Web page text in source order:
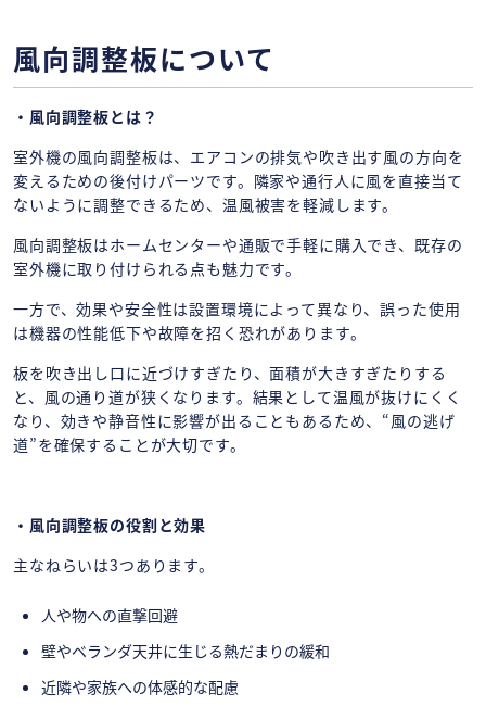
風向調整板について
・風向調整板とは？
室外機の風向調整板は、エアコンの排気や吹き出す風の方向を
変えるための後付けパーツです。隣家や通行人に風を直接当て
ないように調整できるため、温風被害を軽減します。
風向調整板はホームセンターや通販で手軽に購入でき、既存の
室外機に取り付けられる点も魅力です。
一方で、効果や安全性は設置環境によって異なり、誤った使用
は機器の性能低下や故障を招く恐れがあります。
板を吹き出し口に近づけすぎたり、面積が大きすぎたりする
と、風の通り道が狭くなります。結果として温風が抜けにくく
なり、効きや静音性に影響が出ることもあるため、“風の逃げ
道”を確保することが大切です。
・風向調整板の役割と効果
主なねらいは3つあります。
人や物への直撃回避
壁やベランダ天井に生じる熱だまりの緩和
近隣や家族への体感的な配慮